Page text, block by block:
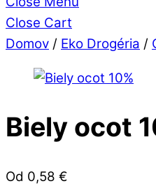
Close Cart
Domov / Eko Drogéria /
Biely ocot
Od 0,58 €